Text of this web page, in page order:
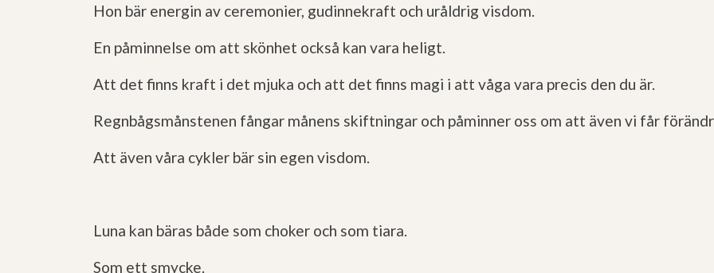
Hon bär energin av ceremonier, gudinnekraft och uråldrig visdom.
En påminnelse om att skönhet också kan vara heligt.
Att det finns kraft i det mjuka och att det finns magi i att våga vara precis den du är.
Regnbågsmånstenen fångar månens skiftningar och påminner oss om att även vi får
Att även våra cykler bär sin egen visdom.
Luna kan bäras både som choker och som tiara.
Som ett smycke.